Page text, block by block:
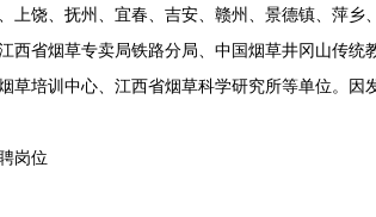
上饶、抚州、宜春、吉安、赣州、景德镇、萍
西省烟草专卖局铁路分局、中国烟草井冈山传
草培训中心、江西省烟草科学研究所等单位。因
岗位